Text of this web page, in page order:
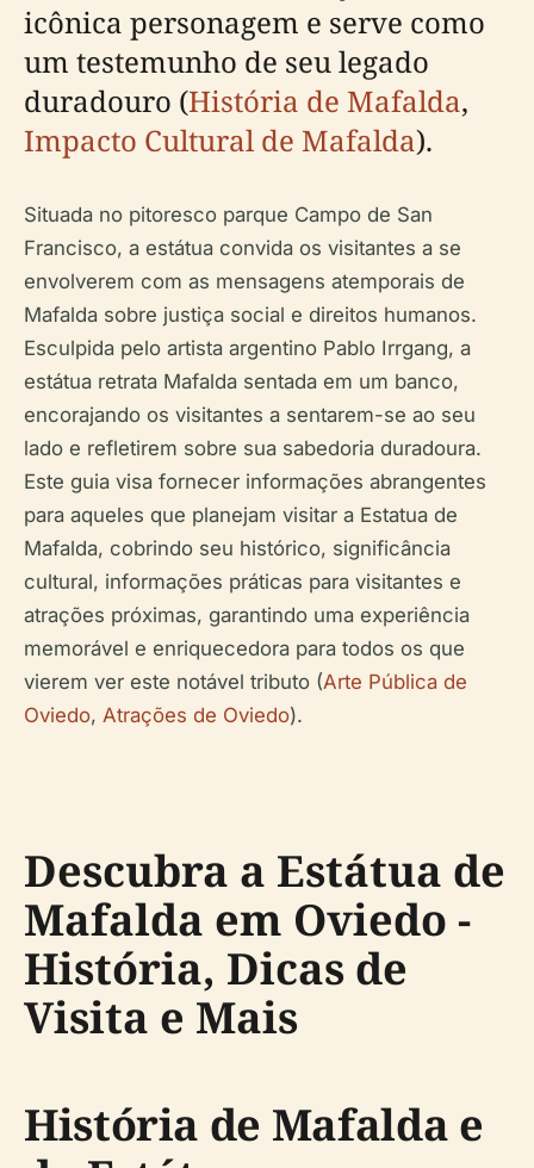
icônica personagem e serve como
um testemunho de seu legado
duradouro (História de Mafalda,
Impacto Cultural de Mafalda).
Situada no pitoresco parque Campo de San
Francisco, a estátua convida os visitantes a se
envolverem com as mensagens atemporais de
Mafalda sobre justiça social e direitos humanos.
Esculpida pelo artista argentino Pablo Irrgang, a
estátua retrata Mafalda sentada em um banco,
encorajando os visitantes a sentarem-se ao seu
lado e refletirem sobre sua sabedoria duradoura.
Este guia visa fornecer informações abrangentes
para aqueles que planejam visitar a Estatua de
Mafalda, cobrindo seu histórico, significância
cultural, informações práticas para visitantes e
atrações próximas, garantindo uma experiência
memorável e enriquecedora para todos os que
vierem ver este notável tributo (Arte Pública de
Oviedo, Atrações de Oviedo).
Descubra a Estátua de
Mafalda em Oviedo -
História, Dicas de
Visita e Mais
História de Mafalda e